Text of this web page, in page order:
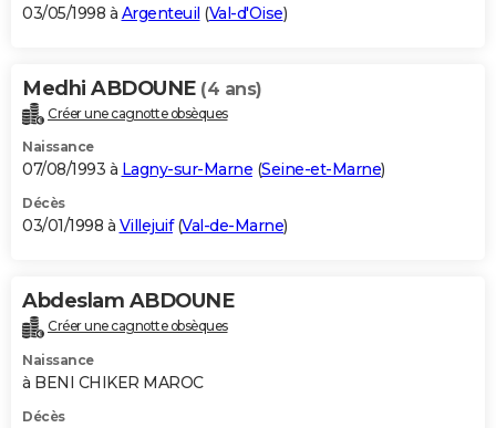
03/05/1998 à Argenteuil (Val-d'Oise)
Medhi ABDOUNE (4 ans)
Créer une cagnotte obsèques
Naissance
07/08/1993 à Lagny-sur-Marne (Seine-et-Marne)
Décès
03/01/1998 à Villejuif(Val-de-Marne)
Abdeslam ABDOUNE
Créer une cagnotte obsèques
Naissance
à BENI CHIKER MAROC
Décès